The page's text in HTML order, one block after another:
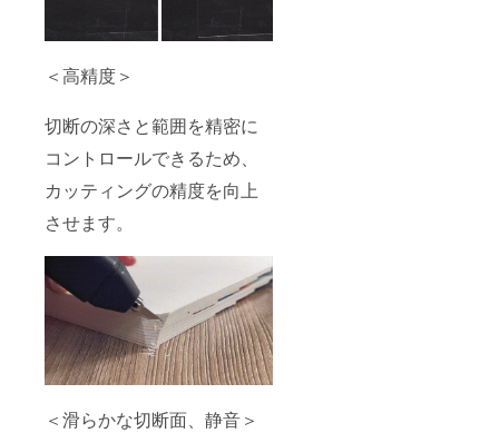
＜高精度＞
切断の深さと範囲を精密に
コントロールできるため、
カッティングの精度を向上
させます。
＜滑らかな切断面、静音＞